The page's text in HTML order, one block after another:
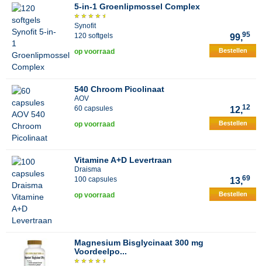
5-in-1 Groenlipmossel Complex
Synofit
120 softgels
99,95
op voorraad Bestellen
540 Chroom Picolinaat
AOV
60 capsules
12,12
op voorraad Bestellen
Vitamine A+D Levertraan
Draisma
100 capsules
13,69
op voorraad Bestellen
Magnesium Bisglycinaat 300 mg
Voordeelpo...